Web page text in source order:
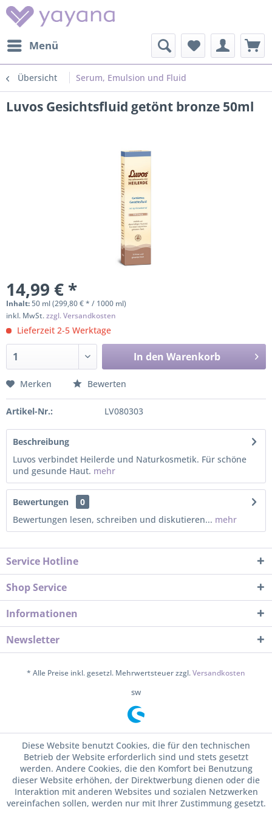
Menü
Übersicht Serum, Emulsion und Fluid
Luvos Gesichtsfluid getönt bronze 50ml
14,99 € *
Inhalt:50 ml (299,80 € * / 1000 ml)
inkl. MwSt.zzgl. Versandkosten
Lieferzeit 2-5 Werktage
In den Warenkorb
Merken Bewerten
Artikel-Nr.: LV080303
Beschreibung
Luvos verbindet Heilerde und Naturkosmetik. Für schöne
und gesunde Haut. mehr
Bewertungen
0
Bewertungen lesen, schreiben und diskutieren... mehr
Service Hotline
Shop Service
Informationen
Newsletter
* Alle Preise inkl. gesetzl. Mehrwertsteuer zzgl.Versandkosten
sw
Diese Website benutzt Cookies, die für den technischen
Betrieb der Website erforderlich sind und stets gesetzt
werden. Andere Cookies, die den Komfort bei Benutzung
dieser Website erhöhen, der Direktwerbung dienen oder die
Interaktion mit anderen Websites und sozialen Netzwerken
vereinfachen sollen, werden nur mit Ihrer Zustimmung gesetzt.